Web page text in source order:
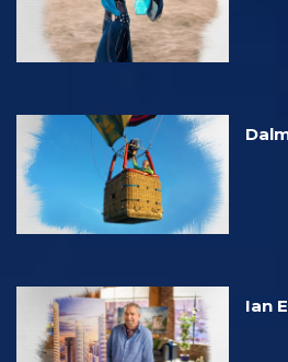
Ian